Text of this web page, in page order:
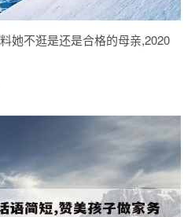
她不逛是还是合格的母亲,2020